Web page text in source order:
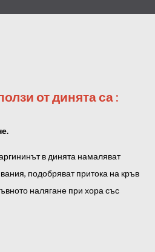
от динята са :
в динята намаляват
подобряват притока на кръв
налягане при хора със